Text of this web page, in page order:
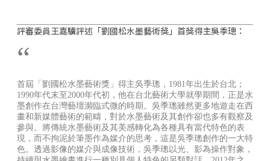
評審委員王嘉驥評述「劉國松水墨藝術獎」首獎得主吳季璁：
“︀
首屆「劉國松水墨藝術獎」得主吳季璁，1981年出生於台北；
1990年代末至2000年代初，他在台北藝術大學就學期間，正是水
墨創作在台灣藝壇瀕臨式微的時期。吳季璁雖然更多地遊走在西
畫和新媒體藝術的範疇，對於水墨藝術及其創作卻也多有觀察及
參與。將傳統水墨藝術及其美感轉化為各種具有當代特色的表
現，而不拘泥於筆墨作為媒介的思考，這是吳季璁創作的一大特
色。透過影像的媒介與成像技術，吳季璁以光、影為操作對象，